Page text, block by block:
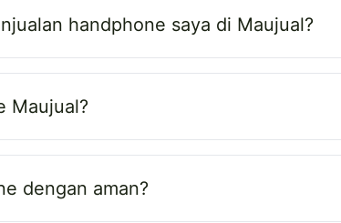
handphone saya di Maujual?
Maujual?
dengan aman?